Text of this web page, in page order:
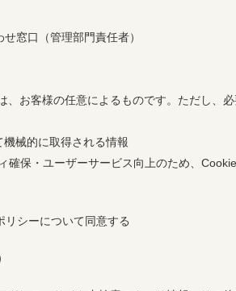
窓口（管理部門責任者）
お客様の任意によるものです。ただし、
械的に取得される情報
・ユーザーサービス向上のため、Cookie
リシーについて同意する